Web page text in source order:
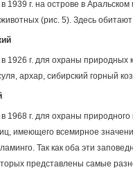
1939 г. на острове в
(рис. 5). Здесь
1926 г. для охраны
архар, сибирский горный
1968 г. для охраны
имеющего всемирное
Так как оба эти
представлены самые